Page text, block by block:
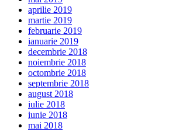
aprilie 2019
martie 2019
februarie 2019
ianuarie 2019
decembrie 2018
noiembrie 2018
octombrie 2018
septembrie 2018
august 2018
iulie 2018
iunie 2018
mai 2018